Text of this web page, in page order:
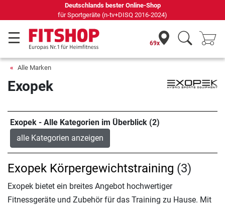
Deutschlands bester Online-Shop
für Sportgeräte (n-tv+DISQ 2016-2024)
69x
Alle Marken
Exopek
Exopek - Alle Kategorien im Überblick (2)
alle Kategorien anzeigen
Exopek Körpergewichtstraining (3)
Exopek bietet ein breites Angebot hochwertiger
Fitnessgeräte und Zubehör für das Training zu Hause. Mit